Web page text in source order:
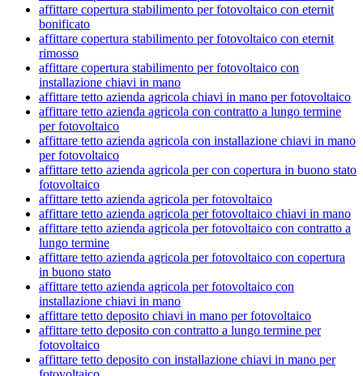
affittare copertura stabilimento per fotovoltaico con eternit
bonificato
affittare copertura stabilimento per fotovoltaico con eternit
rimosso
affittare copertura stabilimento per fotovoltaico con
installazione chiavi in mano
affittare tetto azienda agricola chiavi in mano per fotovoltaico
affittare tetto azienda agricola con contratto a lungo termine
per fotovoltaico
affittare tetto azienda agricola con installazione chiavi in mano
per fotovoltaico
affittare tetto azienda agricola per con copertura in buono stato
fotovoltaico
affittare tetto azienda agricola per fotovoltaico
affittare tetto azienda agricola per fotovoltaico chiavi in mano
affittare tetto azienda agricola per fotovoltaico con contratto a
lungo termine
affittare tetto azienda agricola per fotovoltaico con copertura
in buono stato
affittare tetto azienda agricola per fotovoltaico con
installazione chiavi in mano
affittare tetto deposito chiavi in mano per fotovoltaico
affittare tetto deposito con contratto a lungo termine per
fotovoltaico
affittare tetto deposito con installazione chiavi in mano per